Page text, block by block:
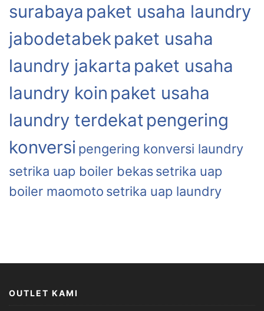
surabaya paket usaha laundry
jabodetabek paket usaha
laundry jakarta paket usaha
laundry koin paket usaha
laundry terdekat pengering
konversi pengering konversi laundry
setrika uap boiler bekassetrika uap
boiler maomoto setrika uap laundry
OUTLET KAMI